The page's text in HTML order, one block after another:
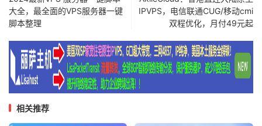
大全，最全面的VPS服务器一键
脚本整理
IPVPS，电信联通CUG/移动cmi
双程优化，月付49元起
相关推荐